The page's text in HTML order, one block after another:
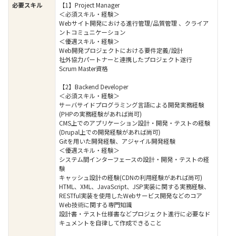
必要スキル
【1】Project Manager
＜必須スキル・経験＞
Webサイト開発における進行管理/品質管理 、クライア
ントコミュニケーション
＜優遇スキル・経験＞
Web開発プロジェクトにおける要件定義/設計
社外協力パートナーと連携したプロジェクト遂行
Scrum Master資格
【2】Backend Developer
＜必須スキル・経験＞
サーバサイドプログラミング言語による開発実務経験
(PHPの実務経験があれば尚可)
CMS上でのアプリケーション設計・開発・テストの経験
(Drupal上での開発経験があれば尚可)
Gitを用いた開発経験、アジャイル開発経験
＜優遇スキル・経験＞
システム間インターフェースの設計・開発・テストの経
験
キャッシュ設計の経験(CDNの利用経験があれば尚可)
HTML、XML、JavaScript、JSP実装に関する実務経験、
RESTful実装を使用したWebサービス開発などのコア
Web技術に関する専門知識
設計書・テスト仕様書などプロジェクト進行に必要なド
キュメントを自律して作成できること